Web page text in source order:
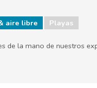
aire libre Playas
la mano de nuestros